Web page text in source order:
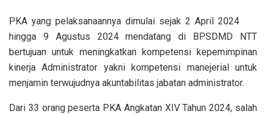
PKA yang pelaksanaannya dimulai sejak 2 April 2024
hingga 9 Agustus 2024 mendatang di BPSDMD NTT
bertujuan untuk meningkatkan kompetensi kepemimpinan
kinerja Administrator yakni kompetensi manejerial untuk
menjamin terwujudnya akuntabilitas jabatan administrator.
Dari 33 orang peserta PKA Angkatan XIV Tahun 2024, salah